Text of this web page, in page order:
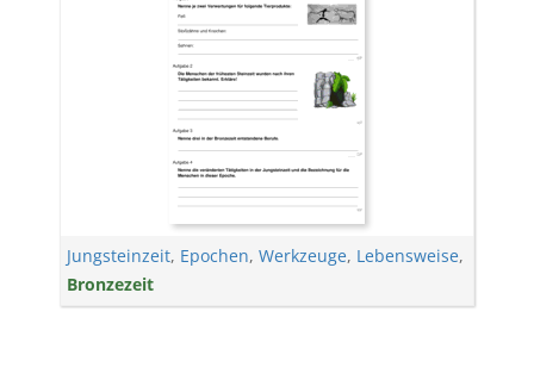
Jungsteinzeit, Epochen, Werkzeuge, Lebensweise,
Bronzezeit